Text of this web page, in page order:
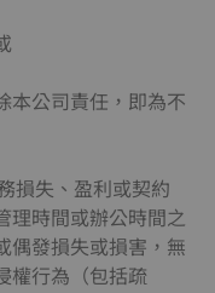
本公司責任，即為不
損失、盈利或契約
理時間或辦公時間之
偶發損失或損害，無
權行為（包括疏